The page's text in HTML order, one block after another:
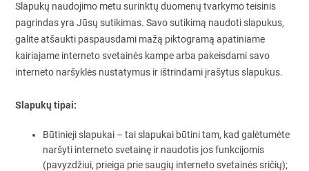
Slapukų naudojimo metu surinktų duomenų tvarkymo teisinis
pagrindas yra Jūsų sutikimas. Savo sutikimą naudoti slapukus,
galite atšaukti paspausdami mažą piktogramą apatiniame
kairiajame interneto svetainės kampe arba pakeisdami savo
interneto naršyklės nustatymus ir ištrindami įrašytus slapukus.
Slapukų tipai:
Būtinieji slapukai – tai slapukai būtini tam, kad galėtumėte
naršyti interneto svetainę ir naudotis jos funkcijomis
(pavyzdžiui, prieiga prie saugių interneto svetainės sričių);